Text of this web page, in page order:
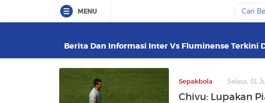
MENU
Berita Dan Informasi Inter Vs Fluminense Terkini
Sepakbola Selasa, 01
Chivu: Lupakan